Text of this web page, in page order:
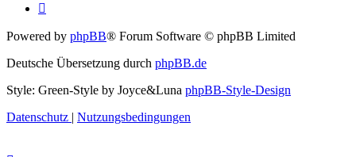
Powered by phpBB® Forum Software © phpBB Limited
Deutsche Übersetzung durch phpBB.de
Style: Green-Style by Joyce&Luna phpBB-Style-Design
Datenschutz | Nutzungsbedingungen